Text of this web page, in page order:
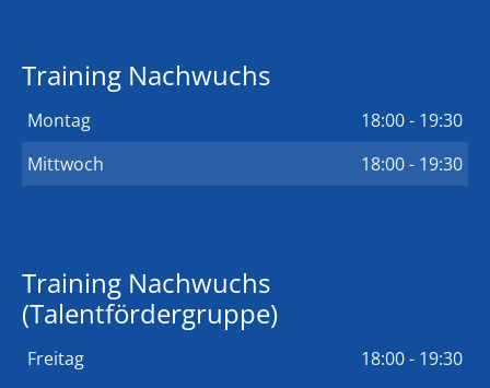
Training Nachwuchs
Montag
18:00 - 19:30
Mittwoch
18:00 - 19:30
Training Nachwuchs
(Talentfördergruppe)
Freitag 18:00 - 19:30